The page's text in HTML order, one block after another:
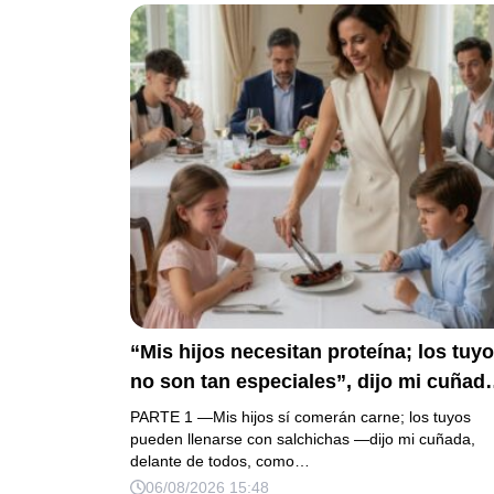
de cuenta y una carta que podía dejarlo
sin el hogar que creía suyo.
“Mis hijos necesitan proteína; los
no son tan especiales”, dijo mi
mientras repartía el asado y hacía llorar
a mi hija. Mi esposo me pidió que no
armara un escándalo, así que guardé
PARTE 1 —Mis hijos sí comerán carne; los tuyos
pueden llenarse con salchichas —dijo mi cuñada,
delante de todos, como…
06/08/2026 15:48